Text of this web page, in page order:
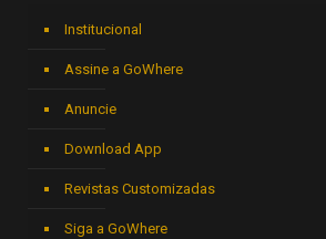
Institucional
Assine a GoWhere
Anuncie
Download App
Revistas Customizadas
Siga a GoWhere